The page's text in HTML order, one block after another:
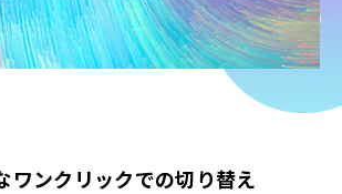
ワンクリックでの切り替え